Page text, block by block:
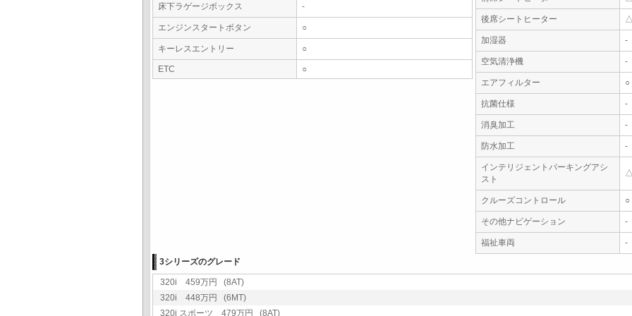
床下ラゲージボックス -
エンジンスタートボタン ○
キーレスエントリー ○
ETC ○
後席シートヒーター
加湿器 -
空気清浄機 -
エアフィルター ○
抗菌仕様 -
消臭加工 -
防水加工 -
インテリジェントパーキングアシ
スト
クルーズコントロール ○
その他ナビゲーション -
福祉車両
-
3シリーズのグレード
320i 459万円 (8AT)
320i 448万円 (6MT)
320i スポーツ 479万円 (8AT)